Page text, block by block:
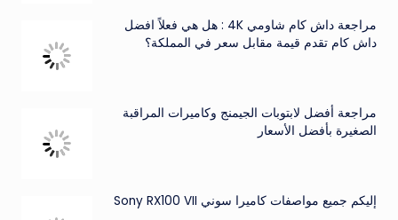
مراجعة داش كام شاومي 4K : هل هي فعلاً افضل
داش كام تقدم قيمة مقابل سعر في المملكة؟
مراجعة أفضل لابتوبات الجيمنج وكاميرات المراقبة
الصغيرة بأفضل الأسعار
إليكم جميع مواصفات كاميرا سوني Sony RX100 VII